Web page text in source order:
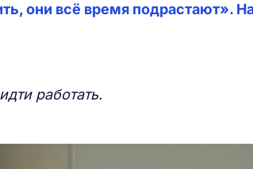
они всё время подрастают».
работать.